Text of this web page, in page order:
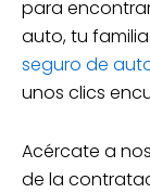
para
auto, tu
seguro de
unos clics
Acércate a
de la